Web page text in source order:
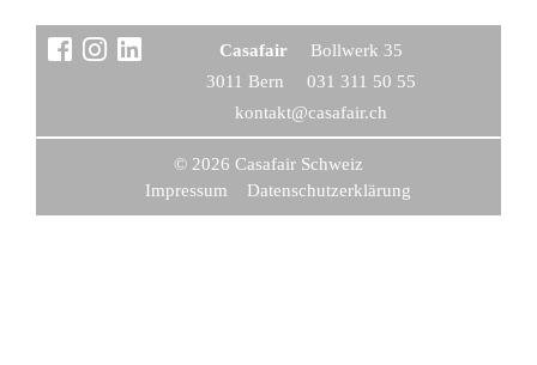
Casafair
Boll­werk 35
3011 Bern
031 311 50 55
kontakt@casafair.ch
© 2026 Casafair Schweiz
Impressum
Datenschutzerklärung